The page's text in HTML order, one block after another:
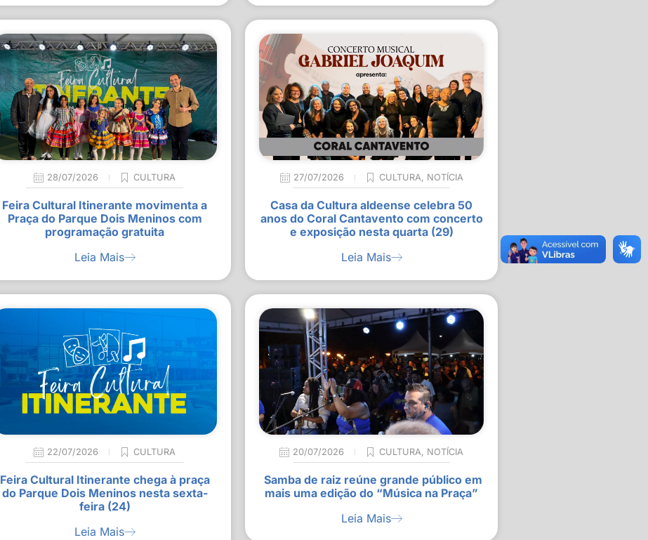
28/07/2026 CULTURA
Feira Cultural Itinerante movimenta a
Praça do Parque Dois Meninos com
programação gratuita
Leia Mais
27/07/2026 CULTURA, NOTÍCIA
Casa da Cultura aldeense celebra 50
anos do Coral Cantavento com concerto
e exposição nesta quarta (29)
Leia Mais
22/07/2026 CULTURA
Feira Cultural Itinerante chega à praça
do Parque Dois Meninos nesta sexta-
feira (24)
Leia Mais
20/07/2026 CULTURA, NOTÍCIA
Samba de raiz reúne grande público em
mais uma edição do “Música na Praça”
Leia Mais